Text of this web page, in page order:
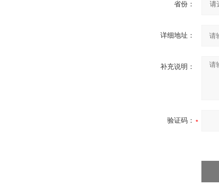
省份：
详细地址：
补充说明：
验证码：